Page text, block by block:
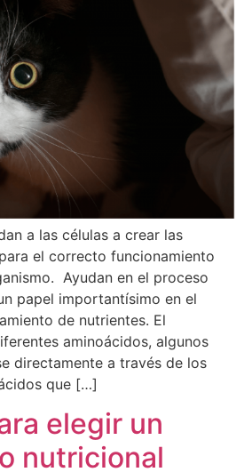
a las células a crear las
el correcto funcionamiento
Ayudan en el proceso
papel importantísimo en el
de nutrientes. El
aminoácidos, algunos
directamente a través de los
que […]
elegir un
nutricional